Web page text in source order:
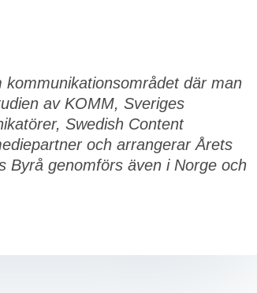
där man
av KOMM, Sveriges
Swedish Content
och arrangerar Årets
Byrå genomförs även i Norge och